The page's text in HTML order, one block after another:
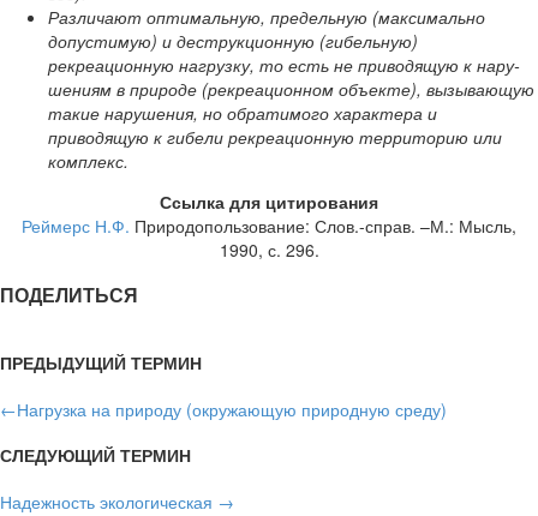
Различают оптимальную, предельную (максимально
допустимую) и деструкционную (ги­бельную)
рекреационную нагрузку, то есть не приводящую к нару­
шениям в природе (рекреационном объекте), вызывающую
такие нару­шения, но обратимого характера и
приводящую к гибели рекреационную территорию или
комплекс.
Ссылка для цитирования
Реймерс Н.Ф. Природопользование: Слов.-справ. –М.: Мысль,
1990, с. 296.
ПОДЕЛИТЬСЯ
ПРЕДЫДУЩИЙ ТЕРМИН
←Нагрузка на природу (окружающую природную сре­ду)
СЛЕДУЮЩИЙ ТЕРМИН
Надежность экологическая →